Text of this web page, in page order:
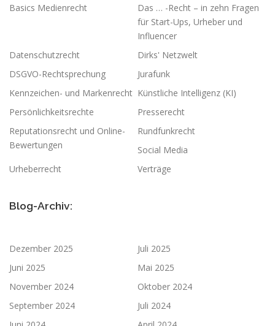
Basics Medienrecht
Das … -Recht – in zehn Fragen
für Start-Ups, Urheber und
Influencer
Datenschutzrecht
Dirks' Netzwelt
DSGVO-Rechtsprechung
Jurafunk
Kennzeichen- und Markenrecht Künstliche Intelligenz (KI)
Persönlichkeitsrechte
Presserecht
Reputationsrecht und Online-
Bewertungen
Rundfunkrecht
Social Media
Urheberrecht
Verträge
Blog-Archiv:
Dezember 2025
Juli 2025
Juni 2025
Mai 2025
November 2024
Oktober 2024
September 2024
Juli 2024